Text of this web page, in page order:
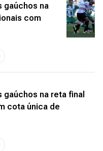
gaúchos na
com
na reta final
cota única de